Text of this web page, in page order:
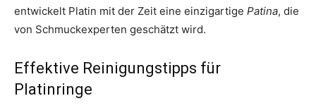
entwickelt Platin mit der Zeit eine einzigartige Patina, die
von Schmuckexperten geschätzt wird.
Effektive Reinigungstipps für
Platinringe